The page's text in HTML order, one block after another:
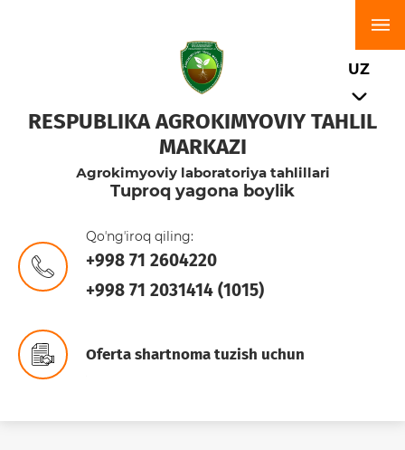
UZ
RESPUBLIKA AGROKIMYOVIY TAHLIL
MARKAZI
Аgrokimyoviy laboratoriya tahlillari
Tuproq yagona boylik
Qoʼngʼiroq qiling:
+998 71 2604220
+998 71 2031414 (1015)
Oferta shartnoma tuzish uchun